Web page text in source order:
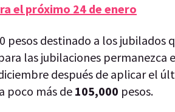
el próximo 24 de enero
pesos destinado a los jubilados
las jubilaciones permanezca
después de aplicar el
poco más de105,000 pesos.